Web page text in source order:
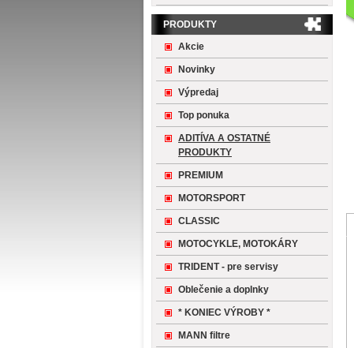
PRODUKTY
Akcie
Novinky
Výpredaj
Top ponuka
ADITÍVA A OSTATNÉ
PRODUKTY
PREMIUM
MOTORSPORT
CLASSIC
MOTOCYKLE, MOTOKÁRY
TRIDENT - pre servisy
Oblečenie a doplnky
* KONIEC VÝROBY *
MANN filtre